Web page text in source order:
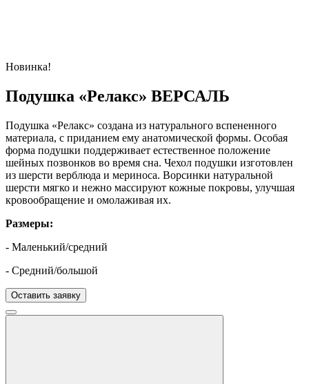
Новинка!
Подушка «Релакс» ВЕРСАЛЬ
Подушка «Релакс» создана из натурального вспененного
материала, с приданием ему анатомической формы. Особая
форма подушки поддерживает естественное положение
шейных позвонков во время сна. Чехол подушки изготовлен
из шерсти верблюда и мериноса. Ворсинки натуральной
шерсти мягко и нежно массируют кожные покровы, улучшая
кровообращение и омолаживая их.
Размеры:
- Маленький/средний
- Средний/большой
Оставить заявку